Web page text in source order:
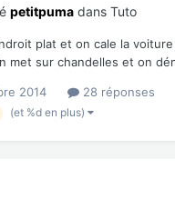
petitpuma dans Tuto
plat et on cale la
met sur chandelles et on
BTR de 7 pour les vis...
2014 28 réponses
(et %d en plus)